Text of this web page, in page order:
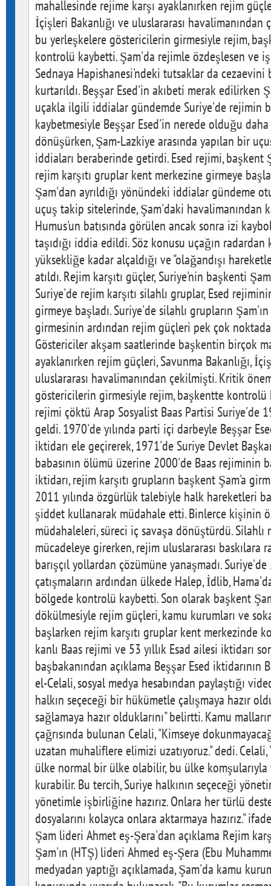
mahallesinde rejime karşı ayaklanırken rejim
İçişleri Bakanlığı ve uluslararası
bu yerleşkelere göstericilerin girmesiyle rejim,
kontrolü kaybetti. Şam'da rejimle özdeşlesen ve
Sednaya Hapishanesi'ndeki tutsaklar da
kurtarıldı. Beşşar Esed'in akıbeti merak edilirken
uçakla ilgili iddialar gündemde Suriye'de rejimin
kaybetmesiyle Beşşar Esed'in nerede olduğu
dönüşürken, Şam-Lazkiye arasında yapılan bir
iddiaları beraberinde getirdi. Esed rejimi,
rejim karşıtı gruplar kent merkezine girmeye
Şam'dan ayrıldığı yönündeki iddialar gündeme
uçuş takip sitelerinde, Şam'daki havalimanından
Humus'un batısında görülen ancak sonra izi
taşıdığı iddia edildi. Söz konusu uçağın
yüksekliğe kadar alçaldığı ve "olağandışı
atıldı. Rejim karşıtı güçler, Suriye'nin başkenti
Suriye'de rejim karşıtı silahlı gruplar, Esed
girmeye başladı. Suriye'de silahlı grupların
girmesinin ardından rejim güçleri pek çok
Göstericiler akşam saatlerinde başkentin birçok
ayaklanırken rejim güçleri, Savunma Bakanlığı,
uluslararası havalimanından çekilmişti. Kritik
göstericilerin girmesiyle rejim, başkentte kontrolü
rejimi çöktü Arap Sosyalist Baas Partisi Suriye'de
geldi. 1970'de yılında parti içi darbeyle Beşşar
iktidarı ele geçirerek, 1971'de Suriye Devlet
babasının ölümü üzerine 2000'de Baas rejiminin
iktidarı, rejim karşıtı grupların başkent Şam'a
2011 yılında özgürlük talebiyle halk hareketleri
şiddet kullanarak müdahale etti. Binlerce kişinin
müdahaleleri, süreci iç savaşa dönüştürdü.
mücadeleye girerken, rejim uluslararası
barışçıl yollardan çözümüne yanaşmadı.
çatışmaların ardından ülkede Halep, İdlib,
bölgede kontrolü kaybetti. Son olarak başkent
dökülmesiyle rejim güçleri, kamu kurumları ve
başlarken rejim karşıtı gruplar kent merkezinde
kanlı Baas rejimi ve 53 yıllık Esad ailesi iktidarı
başbakanından açıklama Beşşar Esed iktidarının
el-Celali, sosyal medya hesabından paylaştığı
halkın seçeceği bir hükümetle çalışmaya hazır
sağlamaya hazır olduklarını" belirtti. Kamu
çağrısında bulunan Celali, "Kimseye
uzatan muhaliflere elimizi uzatıyoruz." dedi.
ülke normal bir ülke olabilir, bu ülke
kurabilir. Bu tercih, Suriye halkının seçeceği
yönetimle işbirliğine hazırız. Onlara her türlü
dosyalarını kolayca onlara aktarmaya hazırız."
Şam lideri Ahmet eş-Şera'dan açıklama Rejim
Şam'ın (HTŞ) lideri Ahmed eş-Şera (Ebu
medyadan yaptığı açıklamada, Şam'da kamu